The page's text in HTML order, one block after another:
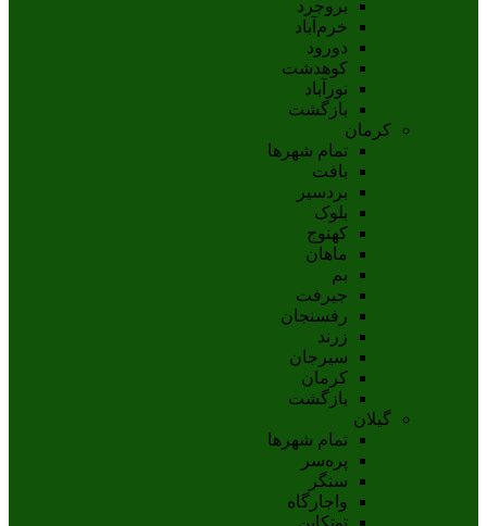
بروجرد
خرم‌آباد
دورود
کوهدشت
نورآباد
بازگشت
کرمان
تمام شهر‌ها
بافت
بردسیر
بلوک
کهنوج
ماهان
بم
جيرفت
رفسنجان
زرند
سيرجان
کرمان
بازگشت
گیلان
تمام شهر‌ها
پره‌سر
سنگر
واجارگاه
توتکابن